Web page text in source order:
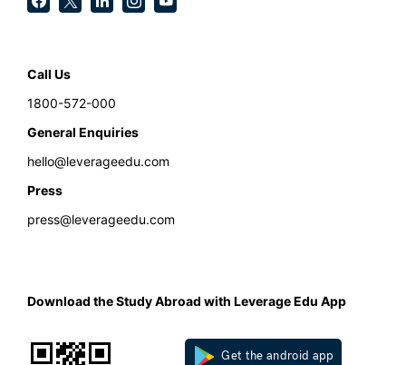
Call Us
1800-572-000
General Enquiries
hello@leverageedu.com
Press
press@leverageedu.com
Download the Study Abroad with Leverage Edu App
Get the android app